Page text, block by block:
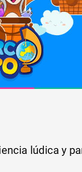
lúdica y